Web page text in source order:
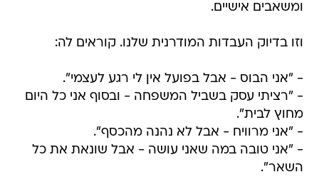
ומשאבים אישיים.
וזו בדיוק העבדות המודרנית שלנו. קוראים לה:
- "אני הבוס - אבל בפועל אין לי רגע לעצמי".
- "רציתי עסק בשביל המשפחה - ובסוף אני כל היום
מחוץ לבית".
- "אני מרוויח - אבל לא נהנה מהכסף".
- "אני טובה במה שאני עושה - אבל שונאת את כל
השאר".